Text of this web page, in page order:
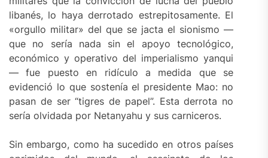
libanés, lo haya derrotado estrepitosamente. El
«orgullo militar» del que se jacta el sionismo —
que no sería nada sin el apoyo tecnológico,
económico y operativo del imperialismo yanqui
— fue puesto en ridículo a medida que se
evidenció lo que sostenía el presidente Mao: no
pasan de ser “tigres de papel”. Esta derrota no
sería olvidada por Netanyahu y sus carniceros.
Sin embargo, como ha sucedido en otros países